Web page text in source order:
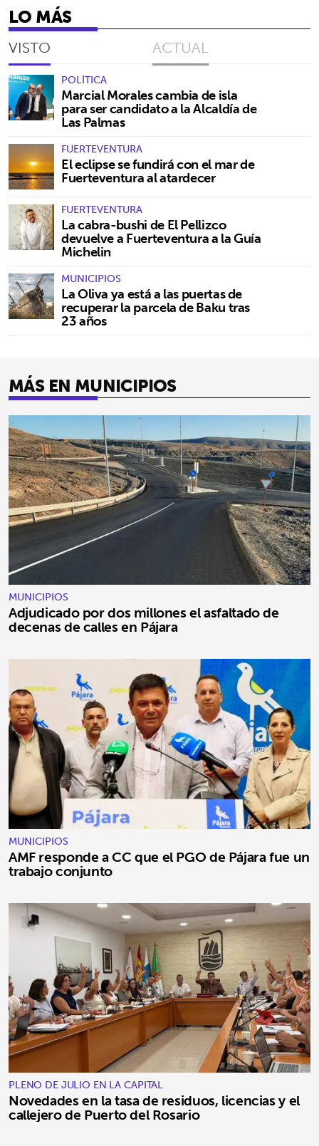
LO MÁS
VISTO ACTUAL
POLÍTICA
Marcial Morales cambia de isla
para ser candidato a la Alcaldía de
Las Palmas
FUERTEVENTURA
El eclipse se fundirá con el mar de
Fuerteventura al atardecer
FUERTEVENTURA
La cabra-bushi de El Pellizco
devuelve a Fuerteventura a la Guía
Michelin
MUNICIPIOS
La Oliva ya está a las puertas de
recuperar la parcela de Baku tras
23 años
MÁS EN MUNICIPIOS
MUNICIPIOS
Adjudicado por dos millones el asfaltado de
decenas de calles en Pájara
MUNICIPIOS
AMF responde a CC que el PGO de Pájara fue un
trabajo conjunto
PLENO DE JULIO EN LA CAPITAL
Novedades en la tasa de residuos, licencias y el
callejero de Puerto del Rosario